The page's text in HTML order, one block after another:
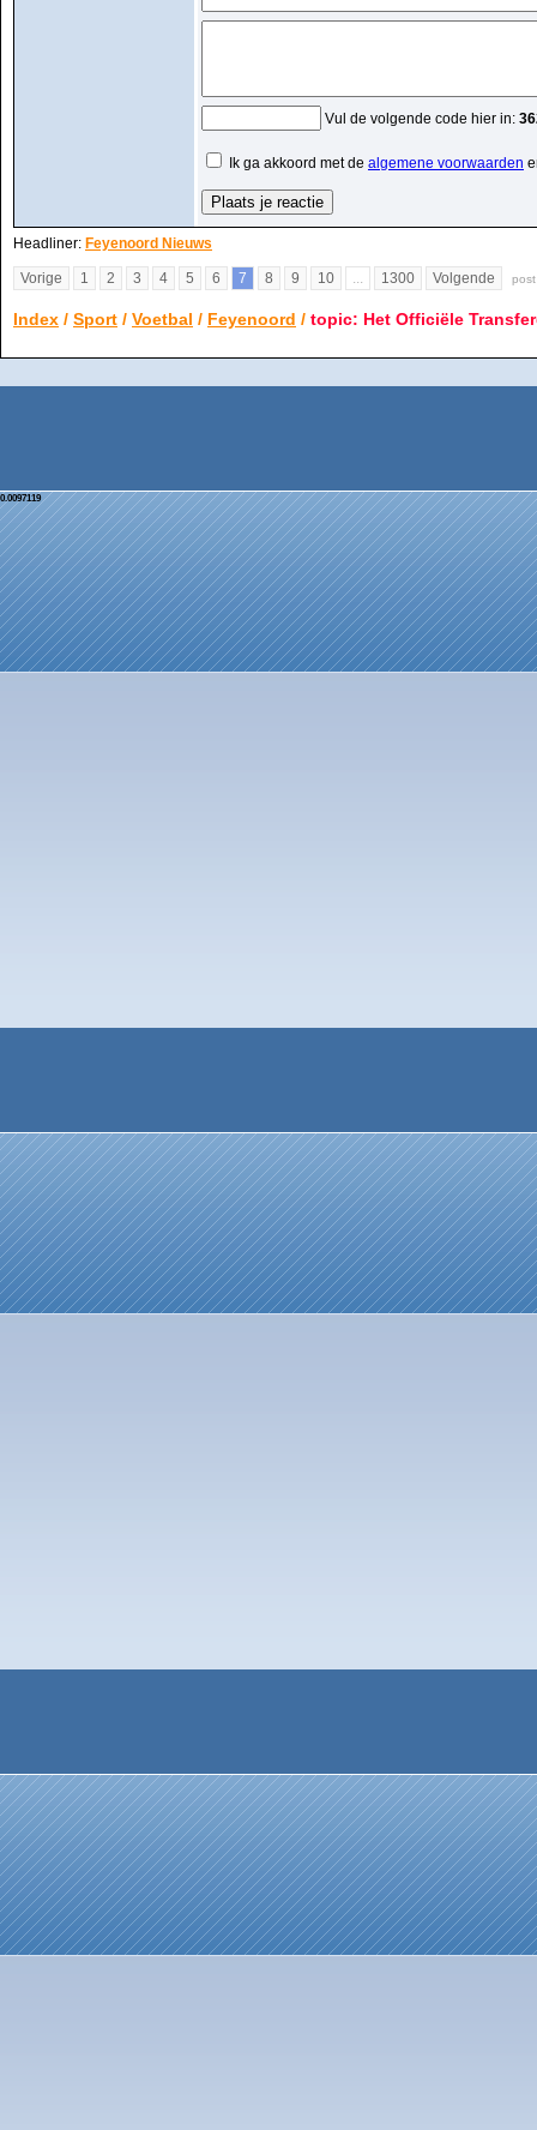
Vul de volgende code hier in:
Ik ga akkoord met de algemene voorwaarden
Headliner: Feyenoord Nieuws
Vorige 1 2 3 4 5 6 7 8 9 10 ... 1300 Volgende
Index / Sport / Voetbal / Feyenoord / topic: Het Officiële
0.0097119